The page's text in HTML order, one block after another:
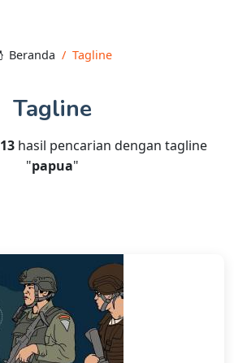
Beranda Tagline
Tagline
13 hasil pencarian dengan tagline
"papua"